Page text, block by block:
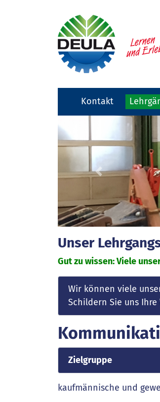
Kontakt
Previous
Unser
Gut zu wissen: Viele
Wir können viele
Schildern Sie uns
Zielgruppe
kaufmännische und